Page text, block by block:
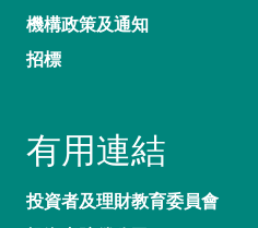
機構政策及通知
招標
有用連結
投資者及理財教育委員會